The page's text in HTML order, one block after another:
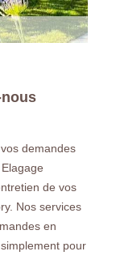
demandes
de vos
Nos services
en
pour